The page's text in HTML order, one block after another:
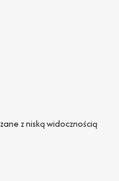
z niską widocznością